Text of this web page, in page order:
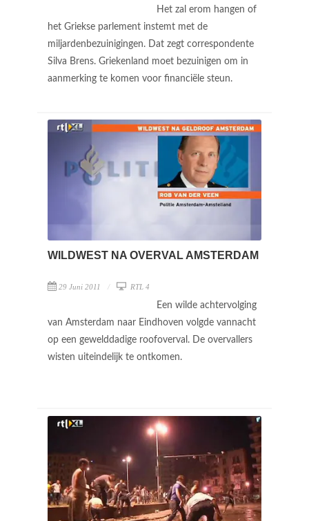
Het zal erom hangen of
het Griekse parlement instemt met de
miljardenbezuinigingen. Dat zegt correspondente
Silva Brens. Griekenland moet bezuinigen om in
aanmerking te komen voor financiële steun.
WILDWEST NA OVERVAL AMSTERDAM
29 Juni 2011 RTL 4
Een wilde achtervolging
van Amsterdam naar Eindhoven volgde vannacht
op een gewelddadige roofoverval. De overvallers
wisten uiteindelijk te ontkomen.